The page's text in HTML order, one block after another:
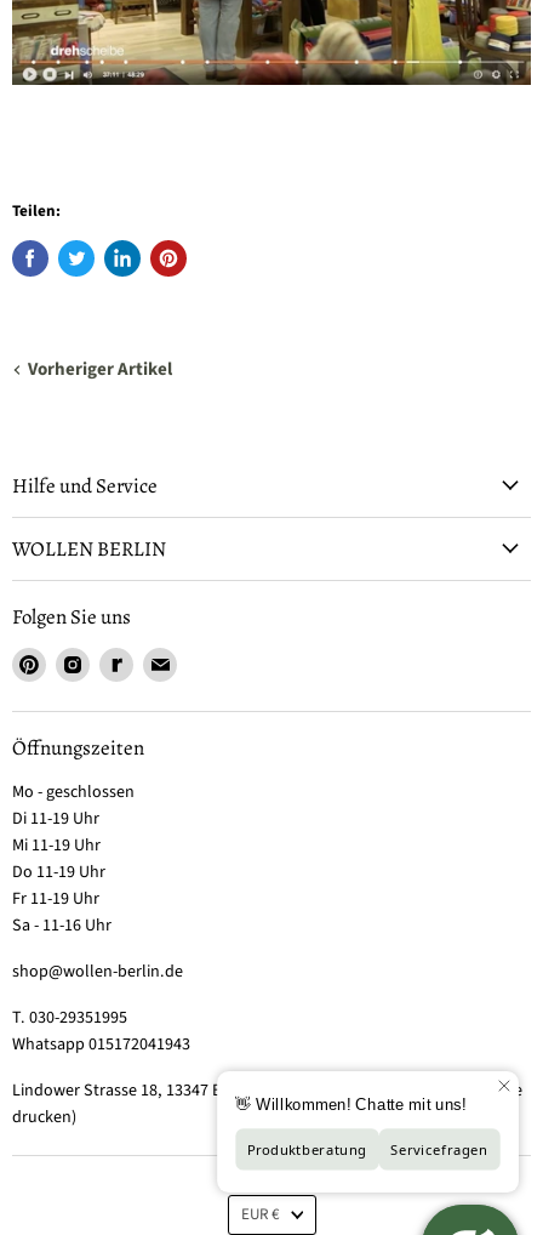
Teilen:
Vorheriger Artikel
Hilfe und Service
WOLLEN BERLIN
Folgen Sie uns
Öffnungszeiten
Mo - geschlossen
Di 11-19 Uhr
Mi 11-19 Uhr
Do 11-19 Uhr
Fr 11-19 Uhr
Sa - 11-16 Uhr
shop@wollen-berlin.de
T. 030-29351995
Whatsapp 015172041943
Lindower Strasse 18, 13347 Berlin-Wedding (Hof 2, Aufgang 5 - Tor bitte
drucken)
EUR €